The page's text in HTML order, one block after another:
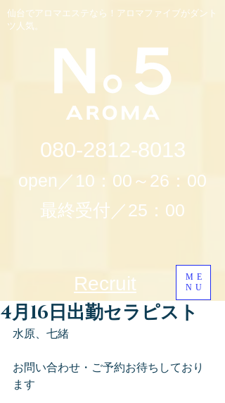
仙台でアロマエステなら！アロマファイブがダント
ツ人気。
080-2812-8013
open／10：00～26：00
最終受付／25：00
ME
NU
Recruit
4月16日出勤セラピスト
水原、七緒
お問い合わせ・ご予約お待ちしており
ます